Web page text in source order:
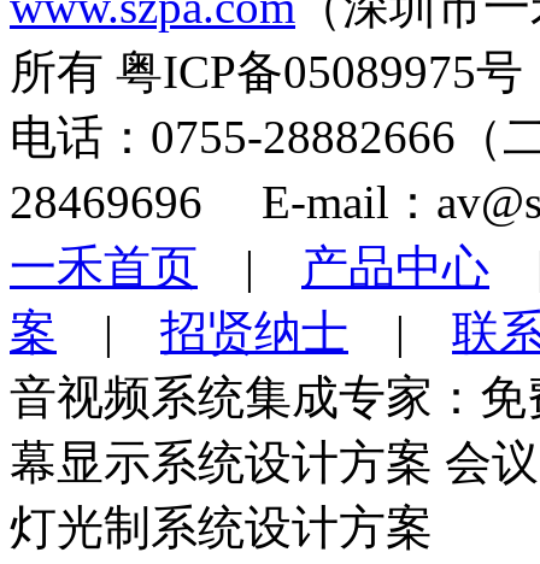
所有 粤ICP备05089975号
电话：0755-28882666
28469696 E-mail：
一禾首页 | 产品中心
案 | 招贤纳士 | 联
音视频系统集成专家：
幕显示系统设计方案 会
灯光制系统设计方案